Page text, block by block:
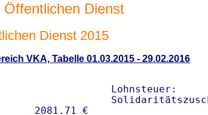
Dienst
Dienst 2015
VKA, Tabelle 01.03.2015 - 29.02.2016
Lohnsteuer: